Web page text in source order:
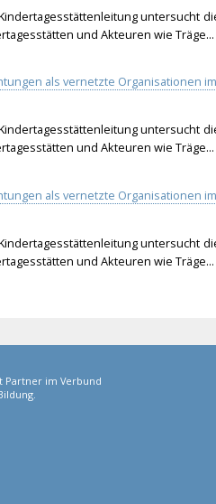
untersucht
und Akteuren wie Träge...
als vernetzte Organisationen
untersucht
und Akteuren wie Träge...
als vernetzte Organisationen
untersucht
und Akteuren wie Träge...
Partner im Verbund